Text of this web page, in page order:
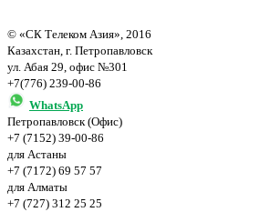
© «СК Телеком Азия», 2016
Казахстан, г. Петропавловск
ул. Абая 29, офис №301
+7(776) 239-00-86
WhatsApp
Петропавловск (Офис)
+7 (7152) 39-00-86
для Астаны
+7 (7172) 69 57 57
для Алматы
+7 (727) 312 25 25